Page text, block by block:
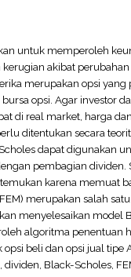
untuk memperoleh
akibat
merupakan opsi yang
opsi. Agar investor
di real market, harga
ditentukan secara
dapat digunakan
pembagian dividen.
karena memuat
merupakan salah
menyelesaikan model
algoritma penentuan
opsi beli dan opsi jual tipe
Black-Scholes,